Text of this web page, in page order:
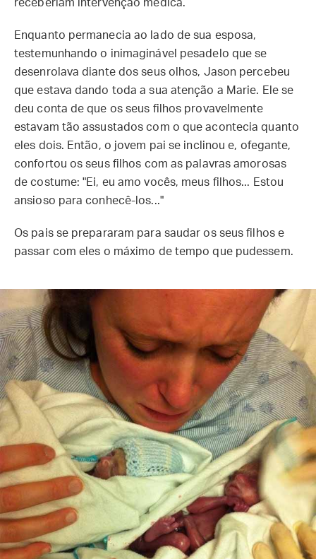
receberiam intervenção médica.
Enquanto permanecia ao lado de sua esposa,
testemunhando o inimaginável pesadelo que se
desenrolava diante dos seus olhos, Jason percebeu
que estava dando toda a sua atenção a Marie. Ele se
deu conta de que os seus filhos provavelmente
estavam tão assustados com o que acontecia quanto
eles dois. Então, o jovem pai se inclinou e, ofegante,
confortou os seus filhos com as palavras amorosas
de costume: "Ei, eu amo vocês, meus filhos... Estou
ansioso para conhecê-los..."
Os pais se prepararam para saudar os seus filhos e
passar com eles o máximo de tempo que pudessem.